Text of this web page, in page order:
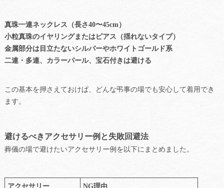
真珠一連ネックレス（長さ40〜45cm）
小粒真珠のイヤリングまたはピアス（揺れないタイプ）
金属部分は目立たないシルバーやホワイトゴールド系
二連・多連、カラーパール、宝石付きは避ける
この基本を押さえておけば、どんな弔事の場でも安心して着用でき
ます。
避けるべきアクセサリー例と失敗回避法
葬儀の場で避けたいアクセサリー例を以下にまとめました。
アクセサリー NG理由